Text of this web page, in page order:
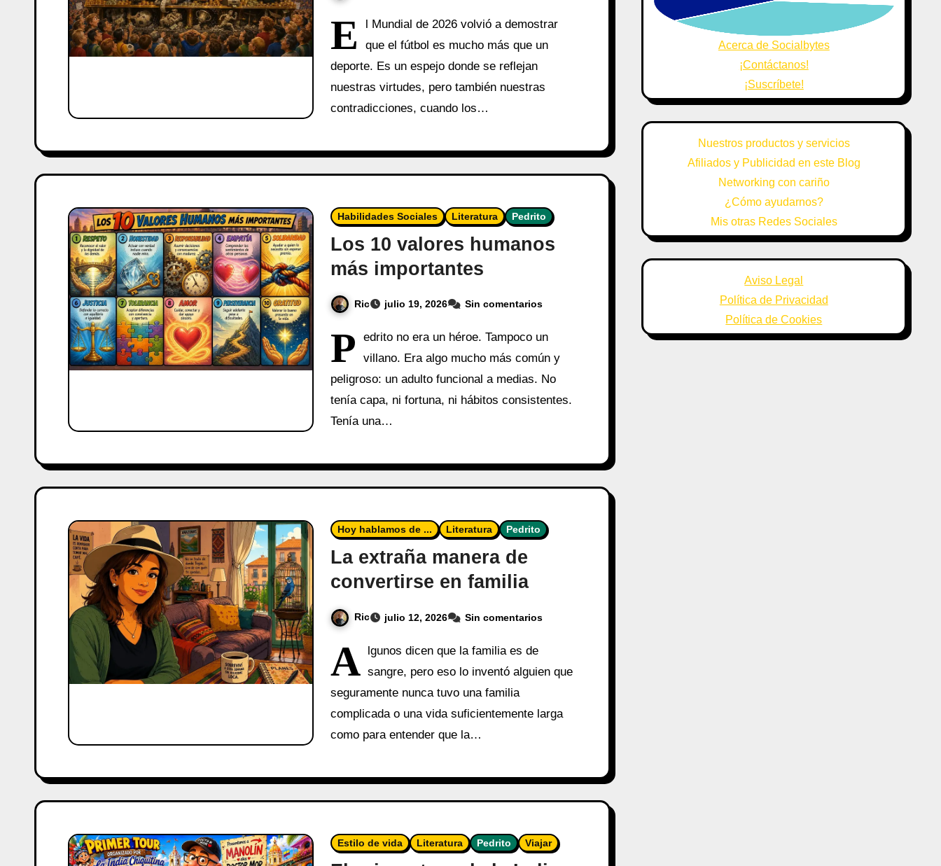
E
l Mundial de 2026 volvió a demostrar
que el fútbol es mucho más que un
deporte. Es un espejo donde se reflejan
nuestras virtudes, pero también nuestras
contradicciones, cuando los…
Habilidades Sociales Literatura Pedrito
Los 10 valores humanos
más importantes
Ric julio 19, 2026 Sin comentarios
P
edrito no era un héroe. Tampoco un
villano. Era algo mucho más común y
peligroso: un adulto funcional a medias. No
tenía capa, ni fortuna, ni hábitos consistentes.
Tenía una…
Hoy hablamos de ... Literatura Pedrito
La extraña manera de
convertirse en familia
Ric julio 12, 2026 Sin comentarios
A
lgunos dicen que la familia es de
sangre, pero eso lo inventó alguien que
seguramente nunca tuvo una familia
complicada o una vida suficientemente larga
como para entender que la…
Estilo de vida Literatura Pedrito Viajar
Acerca de Socialbytes
¡Contáctanos!
¡Suscríbete!
Nuestros productos y servicios
Afiliados y Publicidad en este Blog
Networking con cariño
¿Cómo ayudarnos?
Mis otras Redes Sociales
Aviso Legal
Política de Privacidad
Política de Cookies